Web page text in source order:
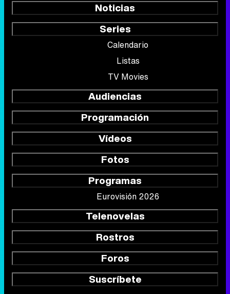
Noticias
Series
Calendario
Listas
TV Movies
Audiencias
Programación
Vídeos
Fotos
Programas
Eurovisión 2026
Telenovelas
Rostros
Foros
Suscríbete